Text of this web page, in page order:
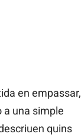
en empassar,
a una simple
quins